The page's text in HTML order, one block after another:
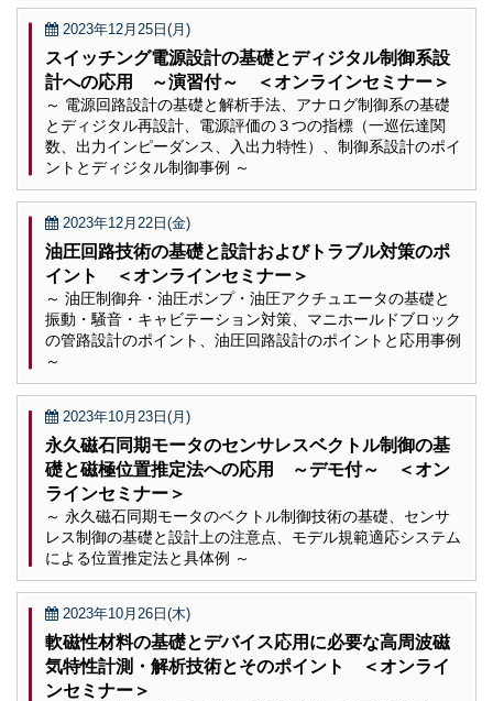
2023年12月25日(月)
スイッチング電源設計の基礎とディジタル制御系設
計への応用 ～演習付～ ＜オンラインセミナー＞
～ 電源回路設計の基礎と解析手法、アナログ制御系の基礎
とディジタル再設計、電源評価の３つの指標（一巡伝達関
数、出力インピーダンス、入出力特性）、制御系設計のポイ
ントとディジタル制御事例 ～
2023年12月22日(金)
油圧回路技術の基礎と設計およびトラブル対策のポ
イント ＜オンラインセミナー＞
～ 油圧制御弁・油圧ポンプ・油圧アクチュエータの基礎と
振動・騒音・キャビテーション対策、マニホールドブロック
の管路設計のポイント、油圧回路設計のポイントと応用事例
～
2023年10月23日(月)
永久磁石同期モータのセンサレスベクトル制御の基
礎と磁極位置推定法への応用 ～デモ付～ ＜オン
ラインセミナー＞
～ 永久磁石同期モータのベクトル制御技術の基礎、センサ
レス制御の基礎と設計上の注意点、モデル規範適応システム
による位置推定法と具体例 ～
2023年10月26日(木)
軟磁性材料の基礎とデバイス応用に必要な高周波磁
気特性計測・解析技術とそのポイント ＜オンライ
ンセミナー＞